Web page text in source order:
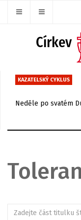
KAZATELSKÝ CYKLUS
Neděle po svatém
Zadejte